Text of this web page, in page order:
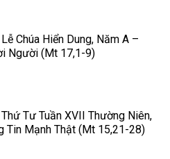
Chúa Hiển Dung, Năm A –
Người (Mt 17,1-9)
Tư Tuần XVII Thường Niên,
Tin Mạnh Thật (Mt 15,21-28)